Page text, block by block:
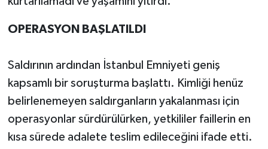
OPERASYON BAŞLATILDI
Saldırının ardından İstanbul Emniyeti geniş
kapsamlı bir soruşturma başlattı. Kimliği henüz
belirlenemeyen saldırganların yakalanması için
operasyonlar sürdürülürken, yetkililer faillerin en
kısa sürede adalete teslim edileceğini ifade etti.